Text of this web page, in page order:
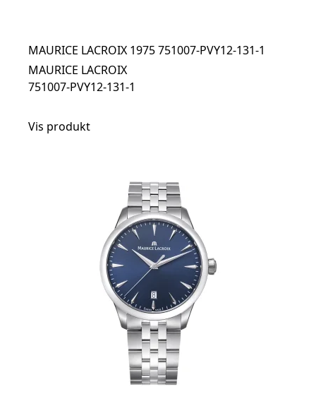
MAURICE LACROIX 1975 751007-PVY12-131-1
MAURICE LACROIX
751007-PVY12-131-1
Vis produkt